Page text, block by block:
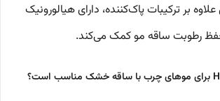
بر ترکیبات پاک‌کننده، دارای هیالورونیک
رطوبت ساقه مو کمک می‌کند.